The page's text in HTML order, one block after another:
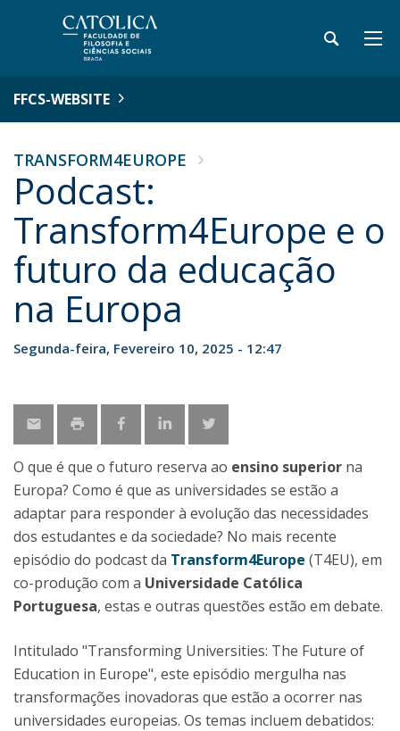
FFCS-WEBSITE
TRANSFORM4EUROPE
Podcast:
Transform4Europe e o
futuro da educação
na Europa
Segunda-feira, Fevereiro 10, 2025 - 12:47
O que é que o futuro reserva ao ensino superior na
Europa? Como é que as universidades se estão a
adaptar para responder à evolução das necessidades
dos estudantes e da sociedade? No mais recente
episódio do podcast da Transform4Europe (T4EU), em
co-produção com a Universidade Católica
Portuguesa, estas e outras questões estão em debate.
Intitulado "Transforming Universities: The Future of
Education in Europe", este episódio mergulha nas
transformações inovadoras que estão a ocorrer nas
universidades europeias. Os temas incluem debatidos: